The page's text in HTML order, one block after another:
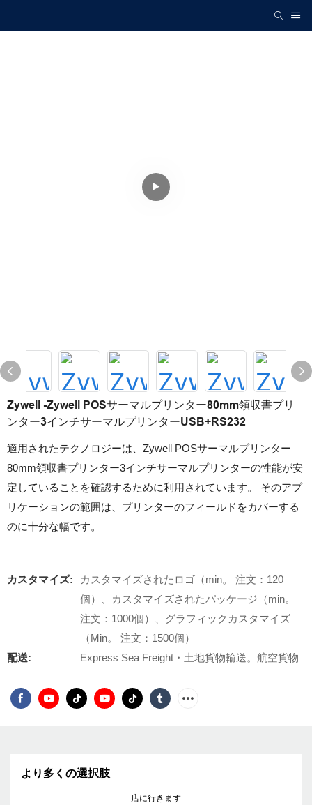
Zywell -Zywell POSサーマルプリンター80mm領収書プリ
ンター3インチサーマルプリンターUSB+RS232
適用されたテクノロジーは、Zywell POSサーマルプリンター
80mm領収書プリンター3インチサーマルプリンターの性能が安
定していることを確認するために利用されています。 そのアプ
リケーションの範囲は、プリンターのフィールドをカバーする
のに十分な幅です。
カスタマイズ:
カスタマイズされたロゴ（min。 注文：120
個）、カスタマイズされたパッケージ（min。
注文：1000個）、グラフィックカスタマイズ
（Min。 注文：1500個）
配送:
Express Sea Freight・土地貨物輸送。航空貨物
より多くの選択肢
店に行きます